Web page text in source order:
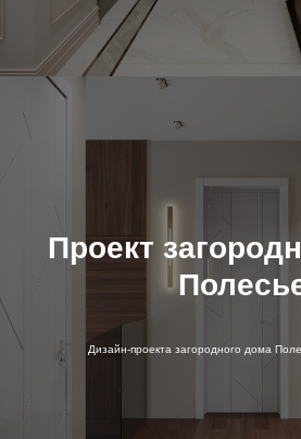
Проект
Дизайн-проекта загородного дома